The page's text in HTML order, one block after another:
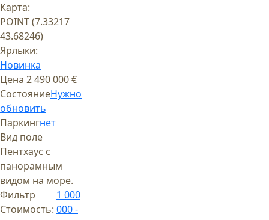
Карта:
POINT (7.33217
43.68246)
Ярлыки:
Новинка
Цена 2 490 000 €
СостояниеНужно
обновить
Паркингнет
Вид поле
Пентхаус с
панорамным
видом на море.
Фильтр
Стоимость:
1 000
000 -